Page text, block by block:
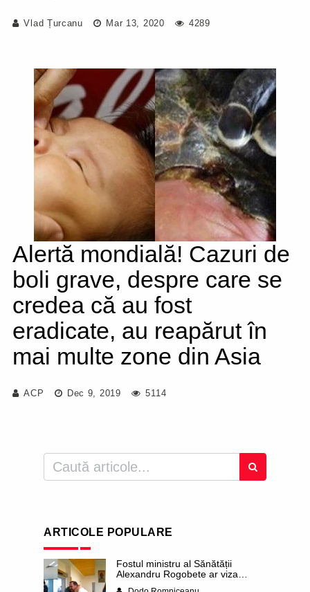
Vlad Țurcanu Mar 13, 2020 4289
Alertă mondială! Cazuri de
boli grave, despre care se
credea că au fost
eradicate, au reapărut în
mai multe zone din Asia
ACP Dec 9, 2019 5114
ARTICOLE POPULARE
Fostul ministru al Sănătății
Alexandru Rogobete ar viza